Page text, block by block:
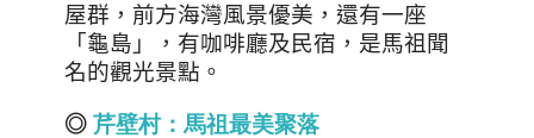
屋群，前方海灣風景優美，還有一座
「龜島」，有咖啡廳及民宿，是馬祖聞
名的觀光景點。
◎ 芹壁村：馬祖最美聚落